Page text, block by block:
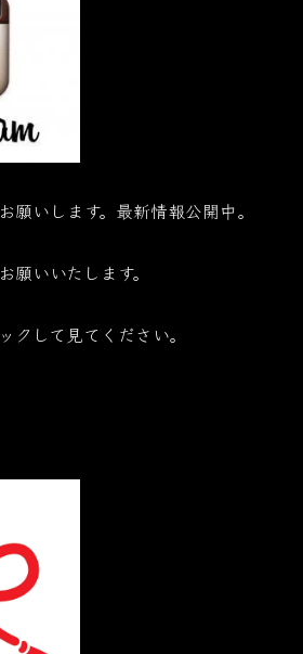
願いします。最新情報公開中。
願いいたします。
クして見てください。